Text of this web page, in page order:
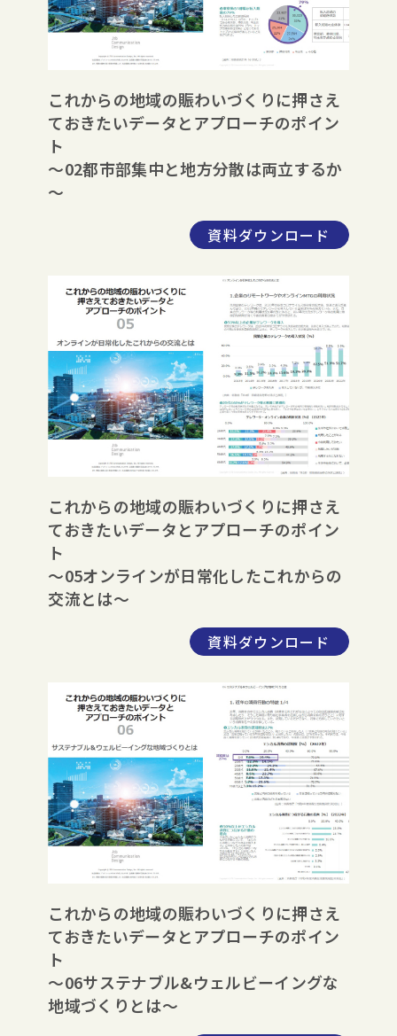
これからの地域の賑わいづくりに押さえ
ておきたいデータとアプローチのポイン
ト
～02都市部集中と地方分散は両立するか
～
資料ダウンロード
これからの地域の賑わいづくりに押さえ
ておきたいデータとアプローチのポイン
ト
～05オンラインが日常化したこれからの
交流とは～
資料ダウンロード
これからの地域の賑わいづくりに押さえ
ておきたいデータとアプローチのポイン
ト
～06サステナブル&ウェルビーイングな
地域づくりとは～